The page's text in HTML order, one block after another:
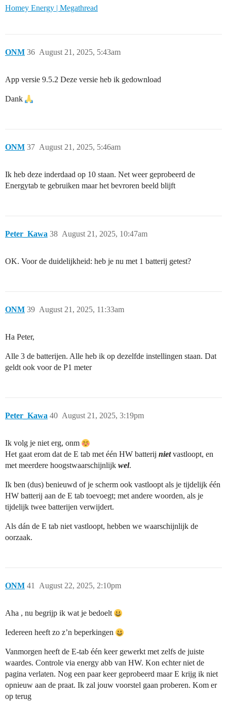
Homey Energy | Megathread
ONM August 21, 2025, 5:43am
36
App versie 9.5.2 Deze versie heb ik gedownload
Dank
ONM August 21, 2025, 5:46am
37
Ik heb deze inderdaad op 10 staan. Net weer geprobeerd de
Energytab te gebruiken maar het bevroren beeld blijft
Peter_Kawa August 21, 2025, 10:47am
38
OK. Voor de duidelijkheid: heb je nu met 1 batterij getest?
ONM August 21, 2025, 11:33am
39
Ha Peter,
Alle 3 de batterijen. Alle heb ik op dezelfde instellingen staan. Dat
geldt ook voor de P1 meter
Peter_Kawa August 21, 2025, 3:19pm
40
Ik volg je niet erg, onm
Het gaat erom dat de E tab met één HW batterij nietvastloopt, en
met meerdere hoogstwaarschijnlijk wel.
Ik ben (dus) benieuwd of je scherm ook vastloopt als je tijdelijk één
HW batterij aan de E tab toevoegt; met andere woorden, als je
tijdelijk twee batterijen verwijdert.
Als dán de E tab niet vastloopt, hebben we waarschijnlijk de
oorzaak.
ONM August 22, 2025, 2:10pm
41
Aha , nu begrijp ik wat je bedoelt
Iedereen heeft zo z’n beperkingen
Vanmorgen heeft de E-tab één keer gewerkt met zelfs de juiste
waardes. Controle via energy abb van HW. Kon echter niet de
pagina verlaten. Nog een paar keer geprobeerd maar E krijg ik niet
opnieuw aan de praat. Ik zal jouw voorstel gaan proberen. Kom er
op terug